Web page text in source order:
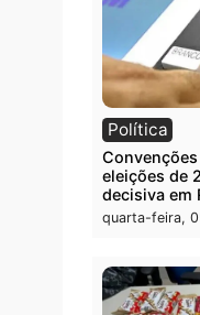
Polícia
Furto de
80 para